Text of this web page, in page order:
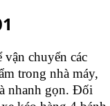
vận chuyển các
trong nhà máy,
nhanh gọn. Đối